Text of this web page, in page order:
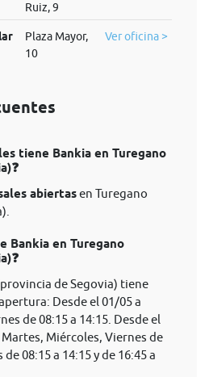
Ruiz, 9
Plaza Mayor,
10
Ver oficina >
tiene Bankia en Turegano
abiertasen Turegano
Bankia en Turegano
de Segovia) tiene
Desde el 01/05 a
de 08:15 a 14:15. Desde el
Miércoles, Viernes de
08:15 a 14:15 y de 16:45 a